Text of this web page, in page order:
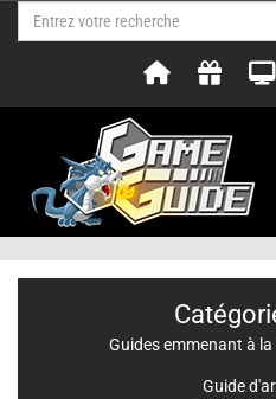
Guides emmenant à la
Guide